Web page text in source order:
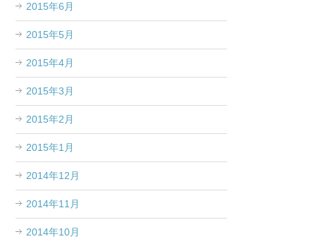
2015年6月
2015年5月
2015年4月
2015年3月
2015年2月
2015年1月
2014年12月
2014年11月
2014年10月